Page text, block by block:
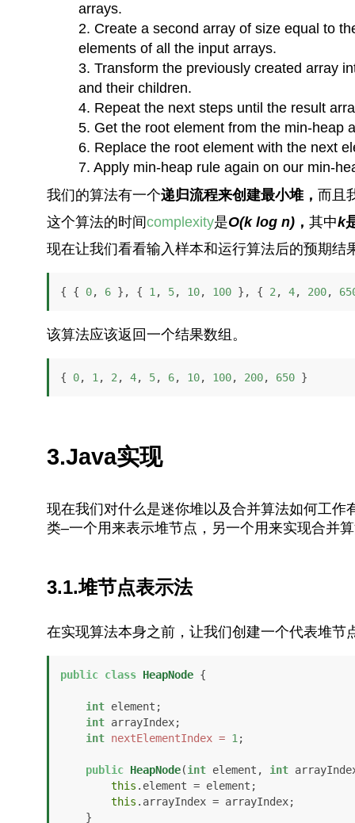
arrays.
Create a second array of size equal to
elements of all the input arrays.
Transform the previously created array
and their children.
Repeat the next steps until the result
Get the root element from the min-heap
Replace the root element with the next
Apply min-heap rule again on our min-
我们的算法有一个递归流程来创建最小堆， 而且
这个算法的时间complexity是O(k log n)， 其中k
现在让我们看看输入样本和运行算法后的预期
{ { 0, 6 }, { 1 , 5, 10, 100 }, { 2 , 4, 200,
该算法应该返回一个结果数组。
{ 0, 1 , 2 , 4, 5, 6, 10, 100, 200, 650 }
3.Java实现
现在我们对什么是迷你堆以及合并算法如何工
类–一个用来表示堆节点，另一个用来实现合并
3.1.堆节点表示法
在实现算法本身之前，让我们创建一个代表堆
public class HeapNode {
int element;
int arrayIndex;
int nextElementIndex = 1;
public HeapNode(int element, int
this .element = element;
this .arrayIndex = arrayIndex;